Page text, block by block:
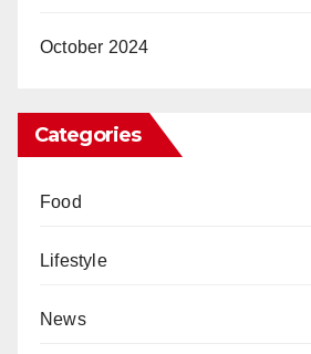
October 2024
Categories
Food
Lifestyle
News